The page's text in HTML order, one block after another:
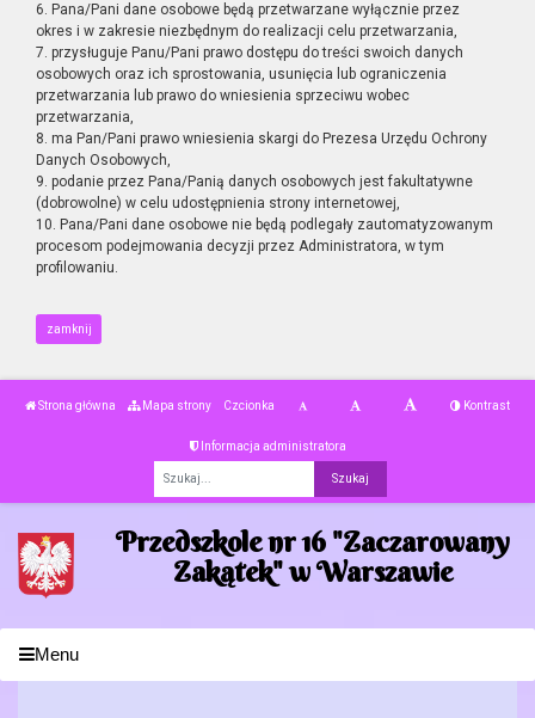
6. Pana/Pani dane osobowe będą przetwarzane wyłącznie przez
okres i w zakresie niezbędnym do realizacji celu przetwarzania,
7. przysługuje Panu/Pani prawo dostępu do treści swoich danych
osobowych oraz ich sprostowania, usunięcia lub ograniczenia
przetwarzania lub prawo do wniesienia sprzeciwu wobec
przetwarzania,
8. ma Pan/Pani prawo wniesienia skargi do Prezesa Urzędu Ochrony
Danych Osobowych,
9. podanie przez Pana/Panią danych osobowych jest fakultatywne
(dobrowolne) w celu udostępnienia strony internetowej,
10. Pana/Pani dane osobowe nie będą podlegały zautomatyzowanym
procesom podejmowania decyzji przez Administratora, w tym
profilowaniu.
zamknij
Strona główna Mapa strony Czcionka Kontrast
Informacja administratora
Przedszkole nr 16 "Zaczarowany
Zakątek" w Warszawie
Menu